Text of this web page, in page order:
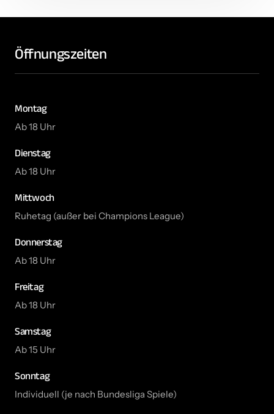
Öffnungszeiten
Montag
Ab 18 Uhr
Dienstag
Ab 18 Uhr
Mittwoch
Ruhetag (außer bei Champions League)
Donnerstag
Ab 18 Uhr
Freitag
Ab 18 Uhr
Samstag
Ab 15 Uhr
Sonntag
Individuell (je nach Bundesliga Spiele)